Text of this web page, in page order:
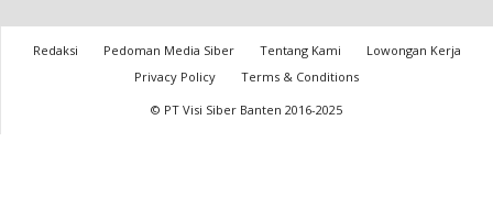
Redaksi Pedoman Media Siber Tentang Kami
Lowongan Kerja
Privacy Policy
Terms & Conditions
© PT Visi Siber Banten 2016-2025